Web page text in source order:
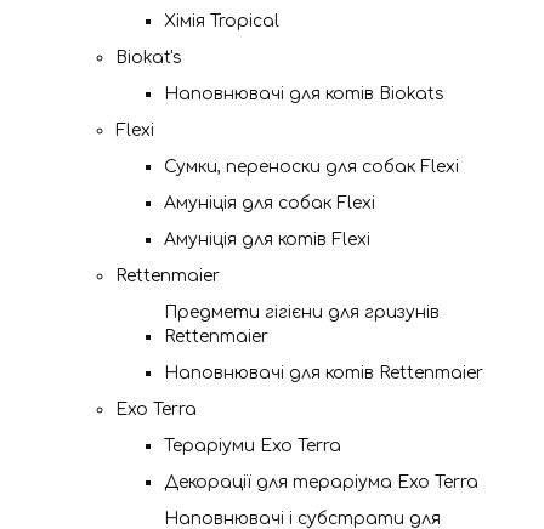
Хімія Tropical
Biokat's
Наповнювачі для котів Biokats
Flexi
Сумки, переноски для собак Flexi
Амуніція для собак Flexi
Амуніція для котів Flexi
Rettenmaier
Предмети гігієни для гризунів
Rettenmaier
Наповнювачі для котів Rettenmaier
Exo Terra
Тераріуми Exo Terra
Декорації для тераріума Exo Terra
Наповнювачі і субстрати для